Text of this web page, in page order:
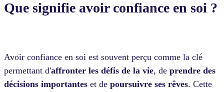
Que signifie avoir confiance en soi ?
Avoir confiance en soi est souvent perçu comme la clé
permettant d'affronter les défis de la vie, de prendre des
décisions importantes et de poursuivre ses rêves. Cette